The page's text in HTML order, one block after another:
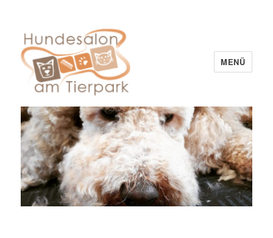
Hundesalon am Tierpark
MENÜ